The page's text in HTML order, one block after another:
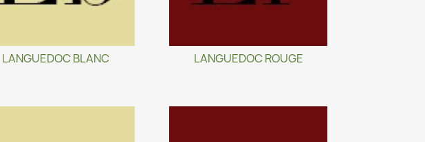
LANGUEDOC BLANC LANGUEDOC ROUGE